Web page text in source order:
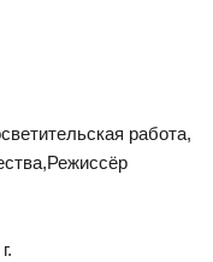
работа,